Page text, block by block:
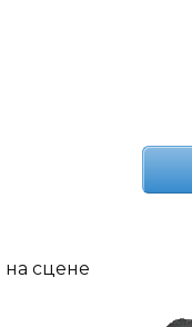
на сцене